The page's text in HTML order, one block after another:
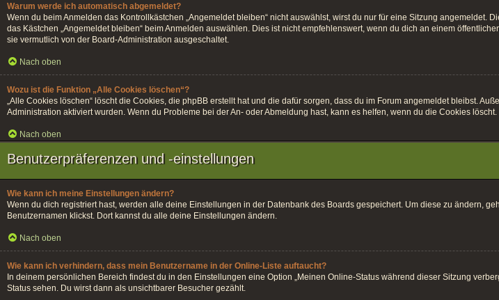
Warum werde ich automatisch abgemeldet?
Wenn du beim Anmelden das Kontrollkästchen „Angemeldet bleiben“ nicht auswählst, wirst du nur für eine Sitzung
das Kästchen „Angemeldet bleiben“ beim Anmelden auswählen. Dies ist nicht empfehlenswert, wenn du dich an einem
sie vermutlich von der Board-Administration ausgeschaltet.
Nach oben
Wozu ist die Funktion „Alle Cookies löschen“?
„Alle Cookies löschen“ löscht die Cookies, die phpBB erstellt hat und die dafür sorgen, dass du im Forum angemeldet bleibst.
Administration aktiviert wurden. Wenn du Probleme bei der An- oder Abmeldung hast, kann es helfen, wenn du die Cookies löscht.
Nach oben
Benutzerpräferenzen und -einstellungen
Wie kann ich meine Einstellungen ändern?
Wenn du dich registriert hast, werden alle deine Einstellungen in der Datenbank des Boards gespeichert. Um diese zu ändern,
Benutzernamen klickst. Dort kannst du alle deine Einstellungen ändern.
Nach oben
Wie kann ich verhindern, dass mein Benutzername in der Online-Liste auftaucht?
In deinem persönlichen Bereich findest du in den Einstellungen eine Option „Meinen Online-Status während dieser Sitzung
Status sehen. Du wirst dann als unsichtbarer Besucher gezählt.